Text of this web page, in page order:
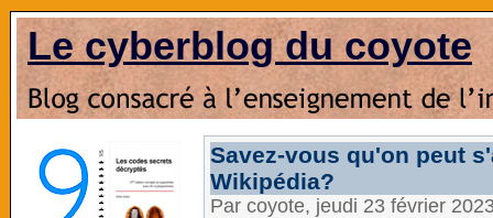
Le cyberblog du coyote
Savez-vous qu'on peut
Wikipédia?
Par coyote, jeudi 23 février